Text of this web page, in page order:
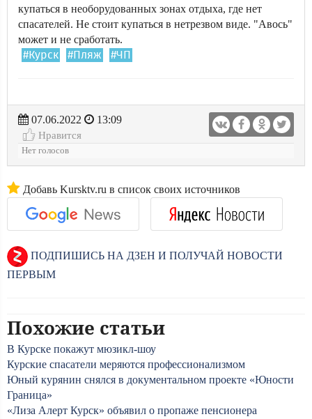
купаться в необорудованных зонах отдыха, где нет
спасателей. Не стоит купаться в нетрезвом виде. "Авось"
может и не сработать.
#Курск #Пляж #ЧП
07.06.2022
13:09
Нравится
Нет голосов
Добавь Kursktv.ru в список своих источников
ПОДПИШИСЬ НА ДЗЕН И ПОЛУЧАЙ НОВОСТИ
ПЕРВЫМ
Похожие статьи
В Курске покажут мюзикл-шоу
Курские спасатели меряются профессионализмом
Юный курянин снялся в документальном проекте «Юности
Граница»
«Лиза Алерт Курск» объявил о пропаже пенсионера